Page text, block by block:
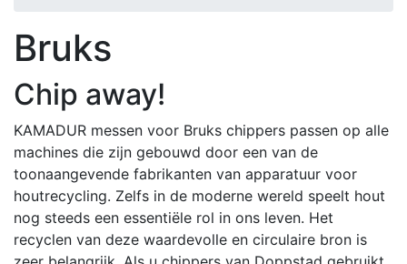
Bruks
Chip away!
KAMADUR messen voor Bruks chippers passen op alle
machines die zijn gebouwd door een van de
toonaangevende fabrikanten van apparatuur voor
houtrecycling. Zelfs in de moderne wereld speelt hout
nog steeds een essentiële rol in ons leven. Het
recyclen van deze waardevolle en circulaire bron is